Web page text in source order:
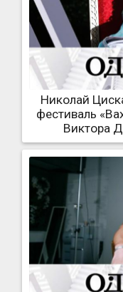
Николай
фестиваль
Виктора